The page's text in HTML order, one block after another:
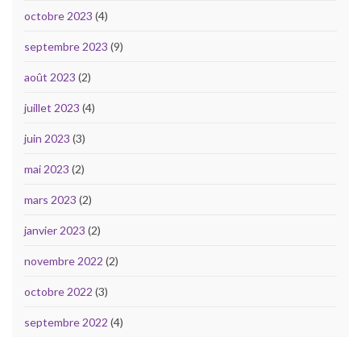
octobre 2023 (4)
septembre 2023 (9)
août 2023 (2)
juillet 2023 (4)
juin 2023 (3)
mai 2023 (2)
mars 2023 (2)
janvier 2023 (2)
novembre 2022 (2)
octobre 2022 (3)
septembre 2022 (4)